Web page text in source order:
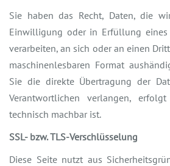
Sie haben das Recht, Daten, die
Einwilligung oder in Erfüllung eines
verarbeiten, an sich oder an einen
maschinenlesbaren Format
Sie die direkte Übertragung der
Verantwortlichen verlangen,
technisch machbar ist.
SSL- bzw. TLS-Verschlüsselung
Diese Seite nutzt aus